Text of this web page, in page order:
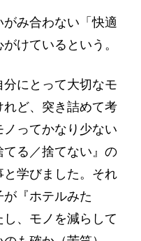
み合わない「快適
けているという。
分にとって大切なモ
れど、突き詰めて考
ってかなり少ない
てる／捨てない』の
学びました。それ
『ホテルみた
、モノを減らして